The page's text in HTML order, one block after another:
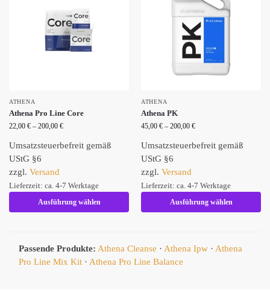
ATHENA
Athena Pro Line Core
22,00 € – 200,00 €
Umsatzsteuerbefreit gemäß
UStG §6
zzgl. Versand
Lieferzeit: ca. 4-7 Werktage
Ausführung wählen
ATHENA
Athena PK
45,00 € – 200,00 €
Umsatzsteuerbefreit gemäß
UStG §6
zzgl. Versand
Lieferzeit: ca. 4-7 Werktage
Ausführung wählen
Passende Produkte: Athena Cleanse · Athena Ipw · Athena
Pro Line Mix Kit · Athena Pro Line Balance